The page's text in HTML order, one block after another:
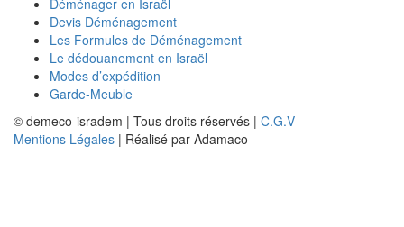
Déménager en Israël
Devis Déménagement
Les Formules de Déménagement
Le dédouanement en Israël
Modes d’expédition
Garde-Meuble
© demeco-isradem | Tous droits réservés | C.G.V
Mentions Légales | Réalisé par Adamaco